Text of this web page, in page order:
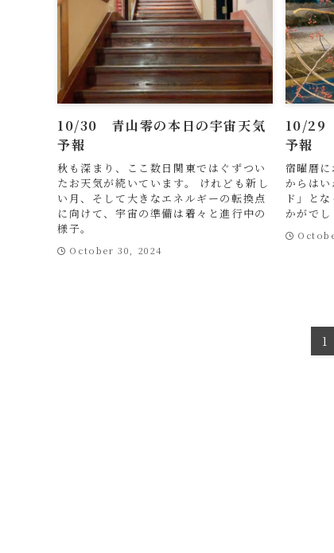
10/30 青山零の本日の宇宙天気
予報
秋も深まり、ここ数日関東ではぐずつい
たお天気が続いています。 けれども新し
い月、そして大きなエネルギーの転換点
に向けて、宇宙の準備は着々と進行中の
様子。
October 30, 2024
10/29
予報
宿曜暦
からは
ド」と
かがでし
1